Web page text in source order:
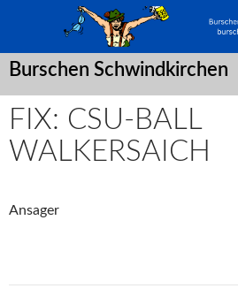
Burschen Schwindkirchen
ZUM
INHALT
FIX: CSU-BALL
WALKERSAICH
Ansager